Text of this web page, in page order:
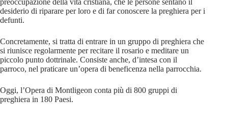
preoccupazione della vita cristiana, che le persone sentano il
desiderio di riparare per loro e di far conoscere la preghiera per i
defunti.
Concretamente, si tratta di entrare in un gruppo di preghiera che
si riunisce regolarmente per recitare il rosario e meditare un
piccolo punto dottrinale. Consiste anche, d’intesa con il
parroco, nel praticare un’opera di beneficenza nella parrocchia.
Oggi, l’Opera di Montligeon conta più di 800 gruppi di
preghiera in 180 Paesi.